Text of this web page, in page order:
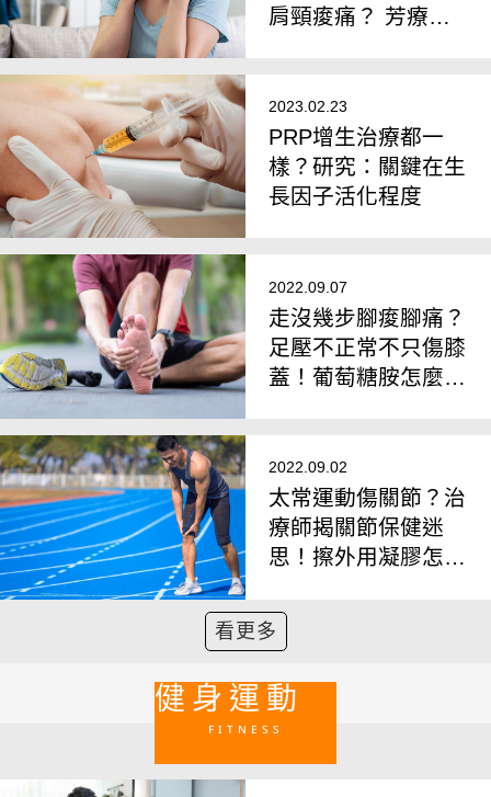
肩頸痠痛？ 芳療師
2023.02.23
PRP增生治療都一
樣？研究：關鍵在生
長因子活化程度
2022.09.07
走沒幾步腳痠腳痛？
足壓不正常不只傷膝
蓋！葡萄糖胺怎麼補
2022.09.02
太常運動傷關節？治
療師揭關節保健迷
思！擦外用凝膠怎麼
看更多
健身運動
FITNESS